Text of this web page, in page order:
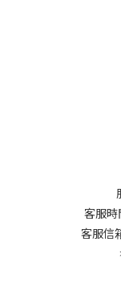
客服時
客服信